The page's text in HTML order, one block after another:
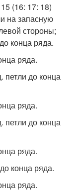
(16: 17: 18)
на запасную
стороны;
конца ряда.
ряда.
петли до конца
ряда.
петли до конца
ряда.
конца ряда.
ряда.